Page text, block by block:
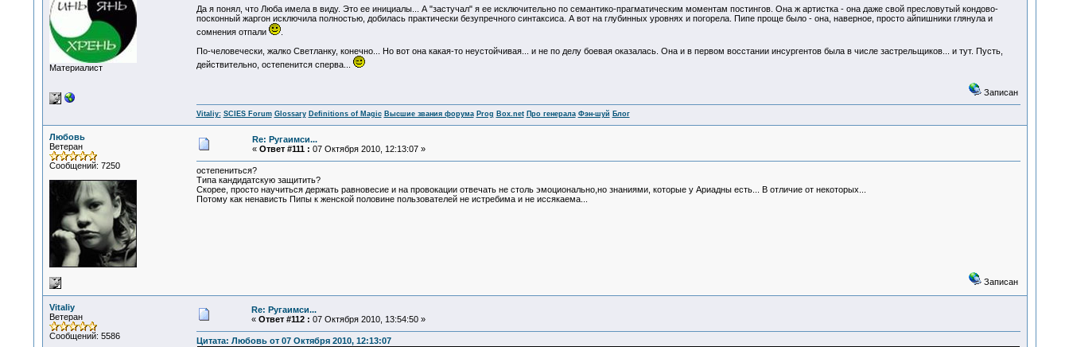
Материалист
Да я понял, что Люба имела в виду. Это ее инициалы... А "застучал" я ее исключительно по семантико-прагматическим моментам постингов. Она ж артистка - она даже свой пресловутый кондово-
посконный жаргон исключила полностью, добилась практически безупречного синтаксиса. А вот на глубинных уровнях и погорела. Пипе проще было - она, наверное, просто айпишники глянула и
сомнения отпали
.
По-человечески, жалко Светланку, конечно... Но вот она какая-то неустойчивая... и не по делу боевая оказалась. Она и в первом восстании инсургентов была в числе застрельщиков... и тут. Пусть,
действительно, остепенится сперва...
Записан
Vitaliy: SCIES Forum Glossary Definitions of Magic Высшие звания форума Prog Box.net Про генерала Фэн-шуй Блог
Любовь
Ветеран
Сообщений: 7250
Re: Ругаимси...
« Ответ #111 : 07 Октября 2010, 12:13:07 »
остепениться?
Типа кандидатскую защитить?
Скорее, просто научиться держать равновесие и на провокации отвечать не столь эмоционально,но знаниями, которые у Ариадны есть... В отличие от некоторых...
Потому как ненависть Пипы к женской половине пользователей не истребима и не иссякаема...
Записан
Vitaliy
Ветеран
Сообщений: 5586
Re: Ругаимси...
« Ответ #112 : 07 Октября 2010, 13:54:50 »
Цитата: Любовь от 07 Октября 2010, 12:13:07